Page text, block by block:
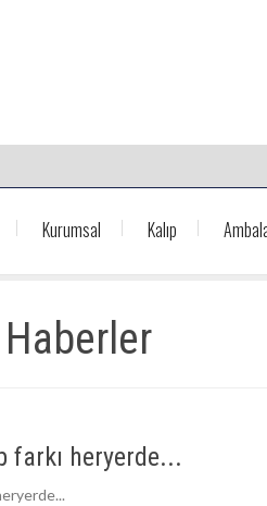
Kurumsal Kalıp
Haberler
farkı heryerde...